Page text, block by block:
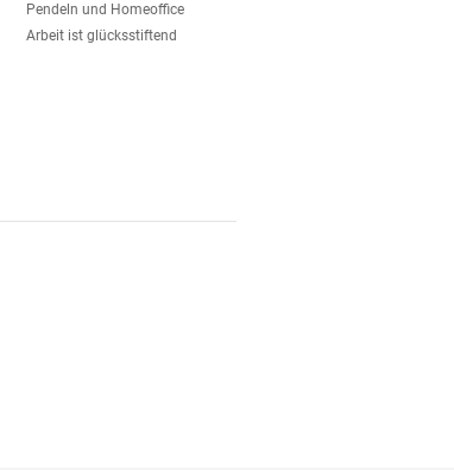
Pendeln und Homeoffice
Arbeit ist glücksstiftend